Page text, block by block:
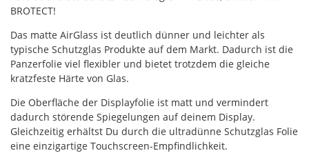
BROTECT!
Das matte AirGlass ist deutlich dünner und leichter als
typische Schutzglas Produkte auf dem Markt. Dadurch ist die
Panzerfolie viel flexibler und bietet trotzdem die gleiche
kratzfeste Härte von Glas.
Die Oberfläche der Displayfolie ist matt und vermindert
dadurch störende Spiegelungen auf deinem Display.
Gleichzeitig erhältst Du durch die ultradünne Schutzglas Folie
eine einzigartige Touchscreen-Empfindlichkeit.